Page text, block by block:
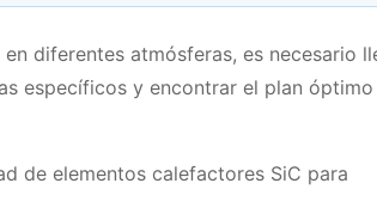
diferentes atmósferas, es necesario
específicos y encontrar el plan
de elementos calefactores SiC para